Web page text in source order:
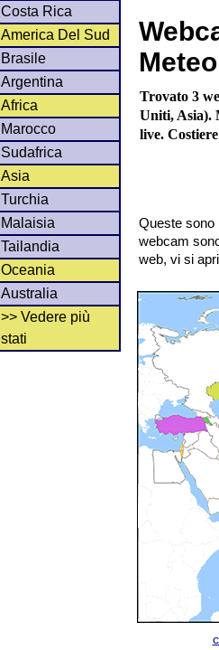
Costa Rica
America Del Sud
Brasile
Argentina
Africa
Marocco
Sudafrica
Asia
Turchia
Malaisia
Tailandia
Oceania
Australia
>> Vedere più
stati
Trovato 3
Uniti, Asia).
live.
Queste sono
webcam
web, vi si